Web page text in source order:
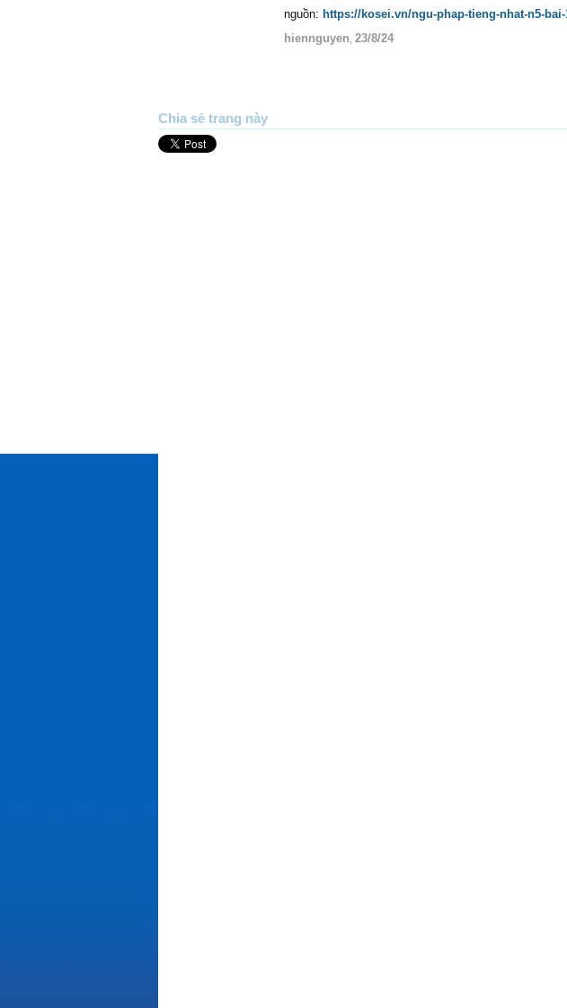
nguồn: https://kosei.vn/ngu-phap-tieng-nhat-n5-
hiennguyen 23/8/24
Chia sẻ trang này